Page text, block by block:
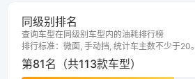
同级别排名
查询车型在同级别车型内的油耗排行榜
排行标准：微面, 手动挡, 统计车主数不少于20。
第81名（共113款车型）